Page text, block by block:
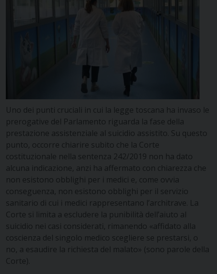
Uno dei punti cruciali in cui la legge toscana ha invaso le
prerogative del Parlamento riguarda la fase della
prestazione assistenziale al suicidio assistito. Su questo
punto, occorre chiarire subito che la Corte
costituzionale nella sentenza 242/2019 non ha dato
alcuna indicazione, anzi ha affermato con chiarezza che
non esistono obblighi per i medici e, come ovvia
conseguenza, non esistono obblighi per il servizio
sanitario di cui i medici rappresentano l’architrave. La
Corte si limita a escludere la punibilità dell’aiuto al
suicidio nei casi considerati, rimanendo «affidato alla
coscienza del singolo medico scegliere se prestarsi, o
no, a esaudire la richiesta del malato» (sono parole della
Corte).